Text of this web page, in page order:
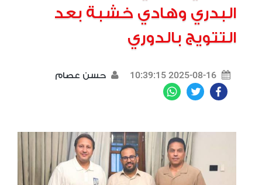
البدري وهادي خشبة بعد
التتويج بالدوري
2025-08-16 10:39:15 حسن عصام
Facebook
Twitter